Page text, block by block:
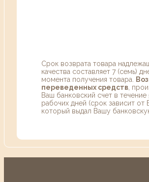
Срок возврата товара
качества составляет 7 (семь)
момента получения товара.
переведенных средств ,
Ваш банковский счет в
рабочих дней (срок зависит от
который выдал Вашу